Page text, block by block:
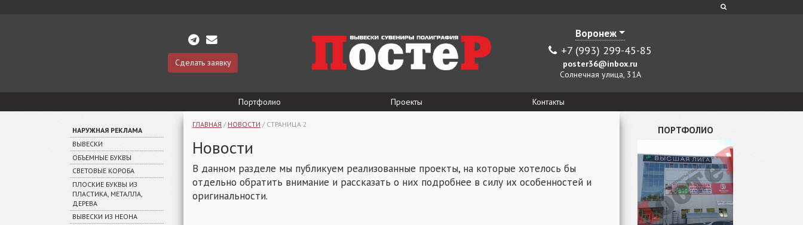
Сделать заявку
Воронеж
+7 (993) 299-45-85
poster36@inbox.ru
Солнечная улица, 31А
Портфолио Проекты Контакты
НАРУЖНАЯ РЕКЛАМА
ВЫВЕСКИ
ОБЪЕМНЫЕ БУКВЫ
СВЕТОВЫЕ КОРОБА
ПЛОСКИЕ БУКВЫ ИЗ
ПЛАСТИКА, МЕТАЛЛА,
ДЕРЕВА
ВЫВЕСКИ ИЗ НЕОНА
ГЛАВНАЯ / НОВОСТИ / СТРАНИЦА 2
Новости
В данном разделе мы публикуем реализованные проекты, на которые хотелось бы
отдельно обратить внимание и рассказать о них подробнее в силу их особенностей и
оригинальности.
ПОРТФОЛИО